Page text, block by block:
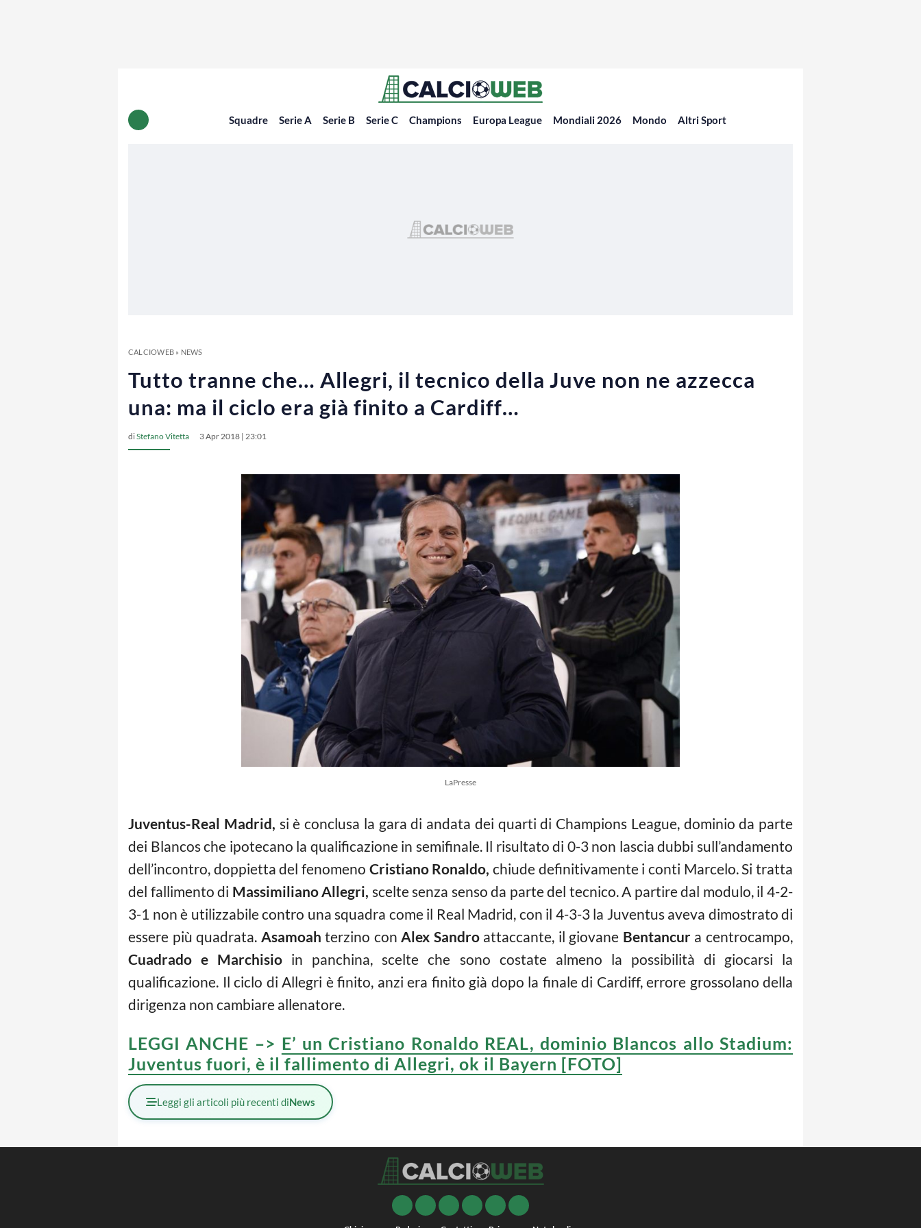
Squadre Serie A Serie B Serie C Champions Europa League Mondiali 2026 Mondo Altri Sport
CALCIOWEB» NEWS
Tutto tranne che… Allegri, il tecnico della Juve non ne azzecca
una: ma il ciclo era già finito a Cardiff…
diStefano Vitetta 3 Apr 2018 | 23:01
LaPresse
Juventus-Real Madrid, si è conclusa la gara di andata dei quarti di Champions League, dominio da parte
dei Blancos che ipotecano la qualificazione in semifinale. Il risultato di 0-3 non lascia dubbi sull’andamento
dell’incontro, doppietta del fenomeno Cristiano Ronaldo, chiude definitivamente i conti Marcelo. Si tratta
del fallimento di Massimiliano Allegri, scelte senza senso da parte del tecnico. A partire dal modulo, il 4-2-
3-1 non è utilizzabile contro una squadra come il Real Madrid, con il 4-3-3 la Juventus aveva dimostrato di
essere più quadrata. Asamoah terzino conAlex Sandroattaccante, il giovane Bentancura centrocampo,
Cuadrado e Marchisio in panchina, scelte che sono costate almeno la possibilità di giocarsi la
qualificazione. Il ciclo di Allegri è finito, anzi era finito già dopo la finale di Cardiff, errore grossolano della
dirigenza non cambiare allenatore.
LEGGI ANCHE –> E’ un Cristiano Ronaldo REAL, dominio Blancos allo Stadium:
Juventus fuori, è il fallimento di Allegri, ok il Bayern [FOTO]
Leggi gli articoli più recenti diNews